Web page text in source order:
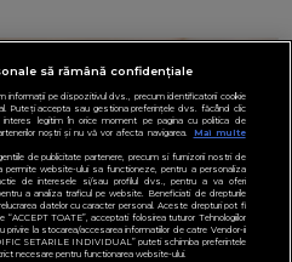
să rămână confidențiale
pe dispozitivul dvs., precum identificatorii cookie
Puteți accepta sau gestiona preferințele dvs. făcând clic
legitim în orice moment pe pagina cu politica de
noștri și nu vă vor afecta navigarea.
Mai multe
de publicitate partenere, precum si furnizorii nostri de
website-ului sa functioneze, pentru a personaliza
de interesele si/sau profilul dvs., pentru a va oferi
a analiza traficul pe website. Beneficiati de drepturile
datelor cu caracter personal. Aceste drepturi pot fi
“ACCEPT TOATE”, acceptati folosirea tuturor Tehnologiilor
la stocarea/accesarea informatiilor de catre Vendor-ii
SETARILE INDIVIDUAL” puteti schimba preferintele
necesare pentru functionarea website-ului.